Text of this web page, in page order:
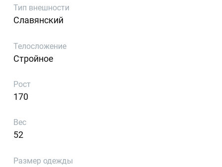
Тип внешности
Славянский
Телосложение
Стройное
Рост
170
Вес
52
Размер одежды